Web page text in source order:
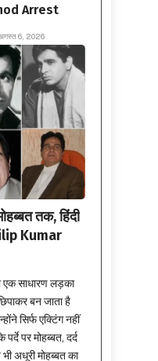
Arrest
6, 2026
तक, हिंदी
Kumar
साधारण लड़का
बन जाता है
सिर्फ एक्टिंग नहीं
पर मोहब्बत, दर्द
अधूरी मोहब्बत का